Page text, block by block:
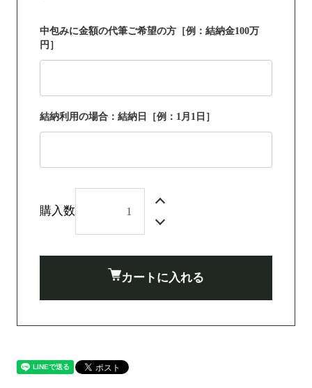
中包みに金額の代筆ご希望の方［例：結納金100万
円］
結納利用の場合：結納日［例：1月1日］
購入数
カートに入れる